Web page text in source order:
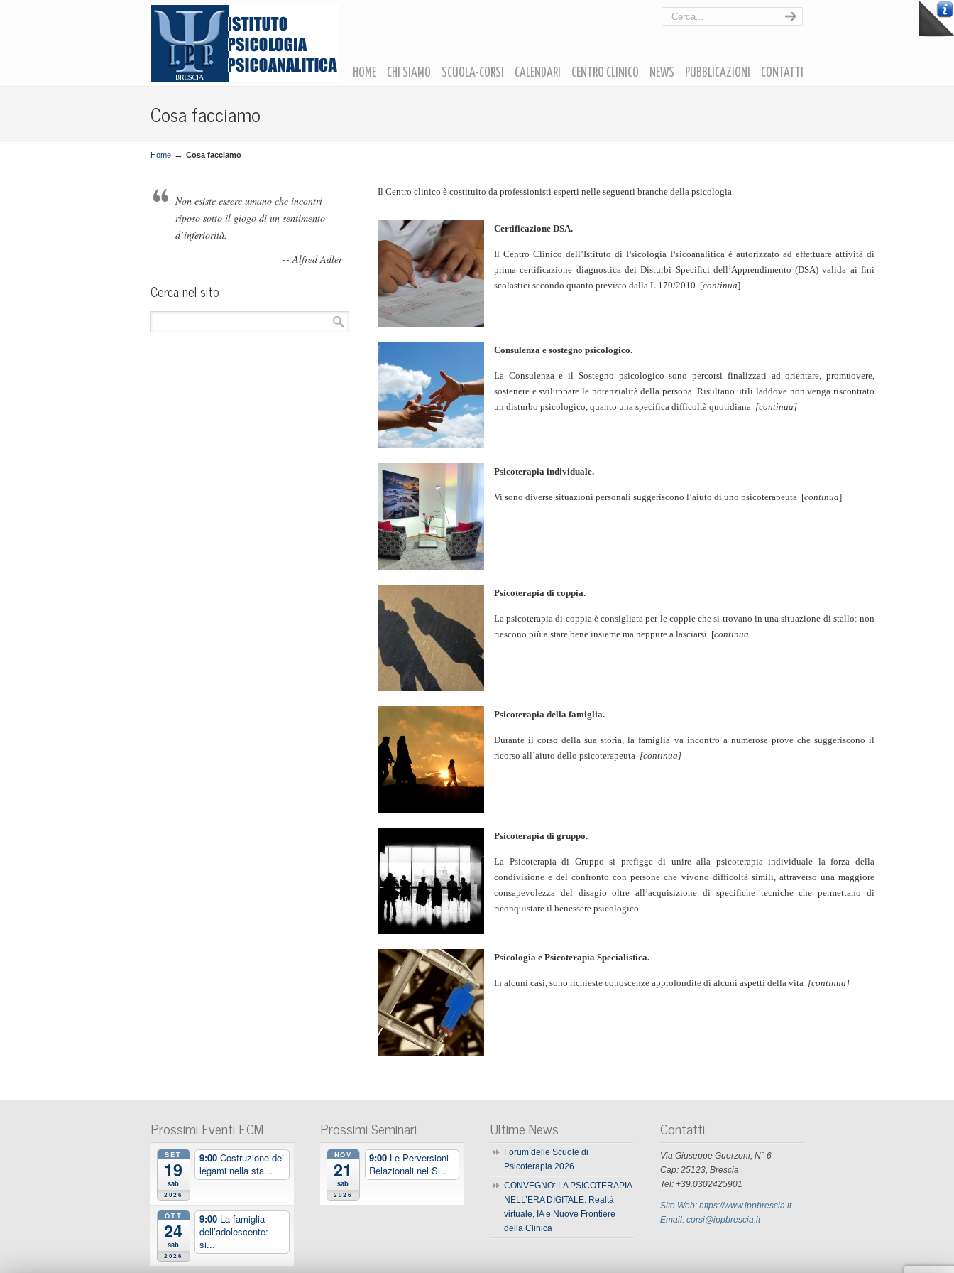
Corsi di specializzazione in psicologia e psicoterapia
HOME CHI SIAMO SCUOLA-CORSI CALENDARI CENTRO CLINICO NEWS PUBBLICAZIONI CONTATTI
Cosa facciamo
Home → Cosa facciamo
Il Centro clinico è costituito da professionisti esperti nelle seguenti branche della psicologia.
Certificazione DSA.
Il Centro Clinico dell’Istituto di Psicologia Psicoanalitica è autorizzato ad effettuare attività di
prima certificazione diagnostica dei Disturbi Specifici dell’Apprendimento (DSA) valida ai fini
scolastici secondo quanto previsto dalla L.170/2010 [continua]
Consulenza e sostegno psicologico.
La Consulenza e il Sostegno psicologico sono percorsi finalizzati ad orientare, promuovere,
sostenere e sviluppare le potenzialità della persona. Risultano utili laddove non venga riscontrato
un disturbo psicologico, quanto una specifica difficoltà quotidiana [continua]
Psicoterapia individuale.
Vi sono diverse situazioni personali suggeriscono l’aiuto di uno psicoterapeuta [continua]
Psicoterapia di coppia.
La psicoterapia di coppia è consigliata per le coppie che si trovano in una situazione di stallo: non
riescono più a stare bene insieme ma neppure a lasciarsi [continua
Psicoterapia della famiglia.
Durante il corso della sua storia, la famiglia va incontro a numerose prove che suggeriscono il
ricorso all’aiuto dello psicoterapeuta [continua]
Psicoterapia di gruppo.
La Psicoterapia di Gruppo si prefigge di unire alla psicoterapia individuale la forza della
condivisione e del confronto con persone che vivono difficoltà simili, attraverso una maggiore
consapevolezza del disagio oltre all’acquisizione di specifiche tecniche che permettano di
riconquistare il benessere psicologico.
Psicologia e Psicoterapia Specialistica.
In alcuni casi, sono richieste conoscenze approfondite di alcuni aspetti della vita [continua]
Non esiste essere umano che incontri
riposo sotto il giogo di un sentimento
d’inferiorità.
-- Alfred Adler
Cerca nel sito
Prossimi Eventi ECM
SET
19
sab
2026
9:00 Costruzione dei
legami nella sta...
OTT
24
sab
2026
9:00 La famiglia
dell’adolescente:
si...
Prossimi Seminari
NOV
21
sab
2026
9:00 Le Perversioni
Relazionali nel S...
Ultime News
Forum delle Scuole di
Psicoterapia 2026
CONVEGNO: LA PSICOTERAPIA
NELL’ERA DIGITALE: Realtà
virtuale, IA e Nuove Frontiere
della Clinica
Contatti
Via Giuseppe Guerzoni, N° 6
Cap: 25123, Brescia
Tel: +39.0302425901
Sito Web: https://www.ippbrescia.it
Email: corsi@ippbrescia.it